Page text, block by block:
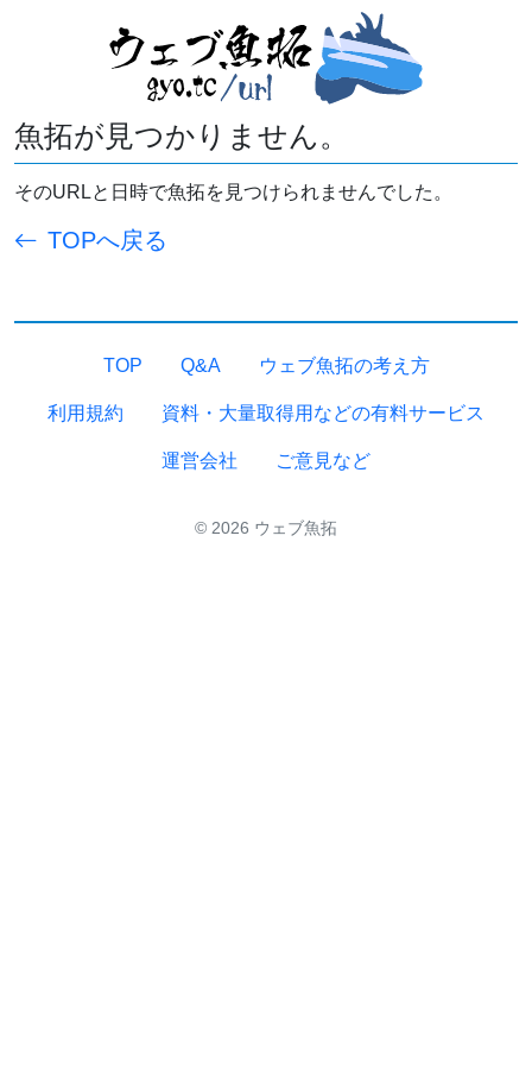
魚拓が見つかりません。
そのURLと日時で魚拓を見つけられませんでした。
TOPへ戻る
TOP Q&A ウェブ魚拓の考え方
利用規約 資料・大量取得用などの有料サービス
運営会社 ご意見など
© 2026 ウェブ魚拓